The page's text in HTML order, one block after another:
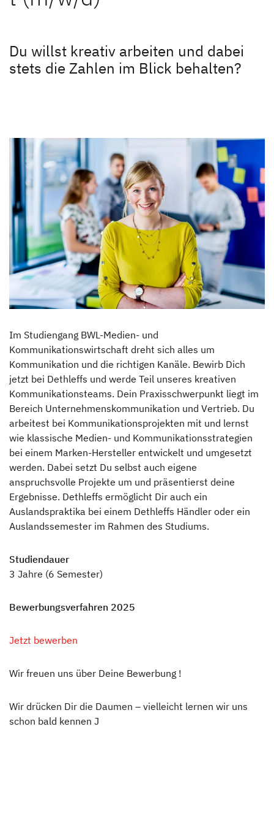
Unternehmen
Karriere
Dethleffs als Arbeitgeber
Berufseinstieg bei Dethleffs
Menschen bei Dethleffs
FAQs
Ansprechpartner
Hinter den Kulissen
News & Presse
Auszeichnungen
Dethleffs Family Stiftung
Verantwortung
Reiseziel Zukunft
Erwin Hymer Museum
Händlersuche
Du willst kreativ arbeiten und dabei
stets die Zahlen im Blick behalten?
Im Studiengang BWL-Medien- und
Kommunikationswirtschaft dreht sich alles um
Kommunikation und die richtigen Kanäle. Bewirb Dich
jetzt bei Dethleffs und werde Teil unseres kreativen
Kommunikationsteams. Dein Praxisschwerpunkt liegt im
Bereich Unternehmenskommunikation und Vertrieb. Du
arbeitest bei Kommunikationsprojekten mit und lernst
wie klassische Medien- und Kommunikationsstrategien
bei einem Marken-Hersteller entwickelt und umgesetzt
werden. Dabei setzt Du selbst auch eigene
anspruchsvolle Projekte um und präsentierst deine
Ergebnisse. Dethleffs ermöglicht Dir auch ein
Auslandspraktika bei einem Dethleffs Händler oder ein
Auslandssemester im Rahmen des Studiums.
Studiendauer
3 Jahre (6 Semester)
Bewerbungsverfahren 2025
Jetzt bewerben
Wir freuen uns über Deine Bewerbung !
Wir drücken Dir die Daumen – vielleicht lernen wir uns
schon bald kennen J
Finde den Dethleffs Händler in deiner Nähe